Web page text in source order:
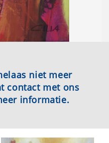
niet meer
contact met ons
informatie.